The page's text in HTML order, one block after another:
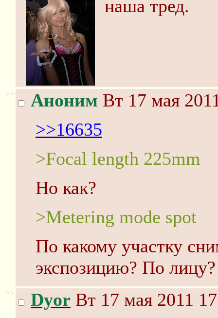
наша тред.
>> Аноним Вт 17 мая
>>16635
>Focal length 225mm
Но как?
>Metering mode spot
По какому участку
экспозицию? По лицу?
>> Dyor Вт 17 мая 2011